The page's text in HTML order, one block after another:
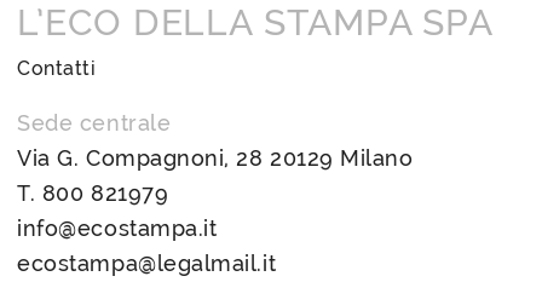
L’ECO DELLA STAMPA SPA
Contatti
Sede centrale
Via G. Compagnoni, 28 20129 Milano
T. 800 821979
info@ecostampa.it
ecostampa@legalmail.it